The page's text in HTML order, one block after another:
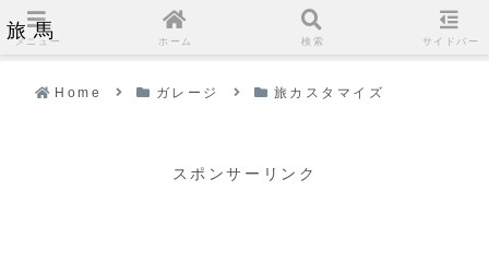
旅馬
Home ガレージ 旅カスタマイズ
スポンサーリンク
メニュー ホーム 検索 サイドバー